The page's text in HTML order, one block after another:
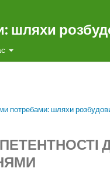
шляхи
потребами: шляхи